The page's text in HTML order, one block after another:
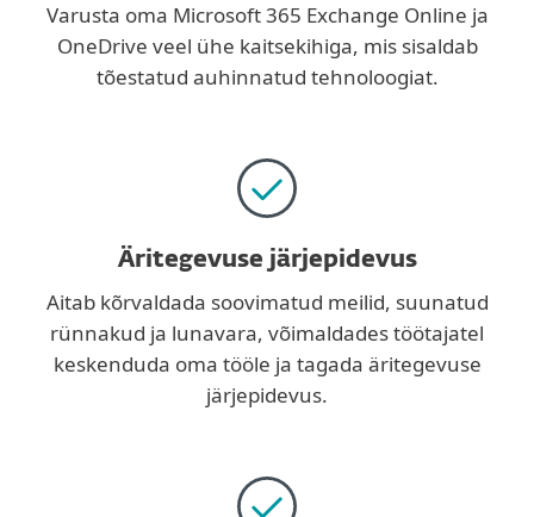
Varusta oma Microsoft 365 Exchange Online ja
OneDrive veel ühe kaitsekihiga, mis sisaldab
tõestatud auhinnatud tehnoloogiat.
Äritegevuse järjepidevus
Aitab kõrvaldada soovimatud meilid, suunatud
rünnakud ja lunavara, võimaldades töötajatel
keskenduda oma tööle ja tagada äritegevuse
järjepidevus.